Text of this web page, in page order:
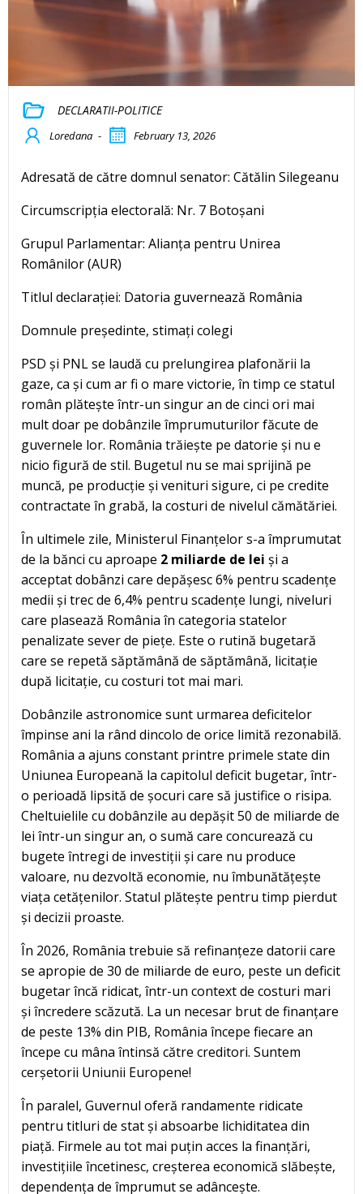
DECLARATII-POLITICE
Loredana - February 13, 2026
Adresată de către domnul senator: Cătălin Silegeanu
Circumscripția electorală: Nr. 7 Botoșani
Grupul Parlamentar: Alianța pentru Unirea
Românilor (AUR)
Titlul declarației: Datoria guvernează România
Domnule președinte, stimați colegi
PSD și PNL se laudă cu prelungirea plafonării la
gaze, ca și cum ar fi o mare victorie, în timp ce statul
român plătește într-un singur an de cinci ori mai
mult doar pe dobânzile împrumuturilor făcute de
guvernele lor. România trăiește pe datorie și nu e
nicio figură de stil. Bugetul nu se mai sprijină pe
muncă, pe producție și venituri sigure, ci pe credite
contractate în grabă, la costuri de nivelul cămătăriei.
În ultimele zile, Ministerul Finanțelor s-a împrumutat
de la bănci cu aproape 2 miliarde de lei și a
acceptat dobânzi care depășesc 6% pentru scadențe
medii și trec de 6,4% pentru scadențe lungi, niveluri
care plasează România în categoria statelor
penalizate sever de piețe. Este o rutină bugetară
care se repetă săptămână de săptămână, licitație
după licitație, cu costuri tot mai mari.
Dobânzile astronomice sunt urmarea deficitelor
împinse ani la rând dincolo de orice limită rezonabilă.
România a ajuns constant printre primele state din
Uniunea Europeană la capitolul deficit bugetar, într-
o perioadă lipsită de șocuri care să justifice o risipa.
Cheltuielile cu dobânzile au depășit 50 de miliarde de
lei într-un singur an, o sumă care concurează cu
bugete întregi de investiții și care nu produce
valoare, nu dezvoltă economie, nu îmbunătățește
viața cetățenilor. Statul plătește pentru timp pierdut
și decizii proaste.
În 2026, România trebuie să refinanțeze datorii care
se apropie de 30 de miliarde de euro, peste un deficit
bugetar încă ridicat, într-un context de costuri mari
și încredere scăzută. La un necesar brut de finanțare
de peste 13% din PIB, România începe fiecare an
începe cu mâna întinsă către creditori. Suntem
cerșetorii Uniunii Europene!
În paralel, Guvernul oferă randamente ridicate
pentru titluri de stat și absoarbe lichiditatea din
piață. Firmele au tot mai puțin acces la finanțări,
investițiile încetinesc, creșterea economică slăbește,
dependența de împrumut se adâncește.